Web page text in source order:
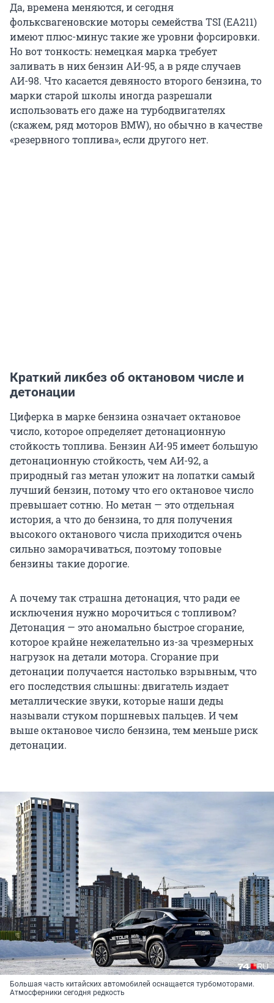
Да, времена меняются, и сегодня
фольксвагеновские моторы семейства TSI (EA211)
имеют плюс-минус такие же уровни форсировки.
Но вот тонкость: немецкая марка требует
заливать в них бензин АИ-95, а в ряде случаев
АИ-98. Что касается девяносто второго бензина, то
марки старой школы иногда разрешали
использовать его даже на турбодвигателях
(скажем, ряд моторов BMW), но обычно в качестве
«резервного топлива», если другого нет.
Краткий ликбез об октановом числе и
детонации
Циферка в марке бензина означает октановое
число, которое определяет детонационную
стойкость топлива. Бензин АИ-95 имеет большую
детонационную стойкость, чем АИ-92, а
природный газ метан уложит на лопатки самый
лучший бензин, потому что его октановое число
превышает сотню. Но метан — это отдельная
история, а что до бензина, то для получения
высокого октанового числа приходится очень
сильно заморачиваться, поэтому топовые
бензины такие дорогие.
А почему так страшна детонация, что ради ее
исключения нужно морочиться с топливом?
Детонация — это аномально быстрое сгорание,
которое крайне нежелательно из-за чрезмерных
нагрузок на детали мотора. Сгорание при
детонации получается настолько взрывным, что
его последствия слышны: двигатель издает
металлические звуки, которые наши деды
называли стуком поршневых пальцев. И чем
выше октановое число бензина, тем меньше риск
детонации.
Большая часть китайских автомобилей оснащается турбомоторами.
Атмосферники сегодня редкость